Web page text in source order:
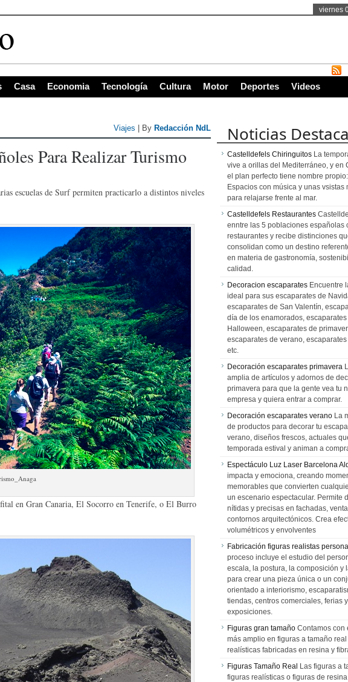
viernes
proyección de Centroa
Casa Economia Tecnología Cultura Motor Deportes Videos
Viajes | By Redacción NdL
Para Realizar Turismo
escuelas de Surf permiten practicarlo a distintos niveles
en Gran Canaria, El Socorro en Tenerife, o El Burro
Noticias
Castelldefels Chiringuitos La
vive a orillas del Mediterráneo, y en
el plan perfecto tiene nombre
Espacios con música y unas vsistas
para relajarse frente al mar.
Castelldefels Restaurantes
enntre las 5 poblaciones españolas
restaurantes y recibe distinciones
consolidan como un destino
en materia de gastronomía,
calidad.
Decoracion escaparates Encuentre
ideal para sus escaparates de
escaparates de San Valentín,
día de los enamorados,
Halloween, escaparates de
escaparates de verano,
etc.
Decoración escaparates primavera
amplia de artículos y adornos de
primavera para que la gente vea tu
empresa y quiera entrar a comprar.
Decoración escaparates verano La
de productos para decorar tu
verano, diseños frescos, actuales
temporada estival y animan a
Espectáculo Luz Laser Barcelona
impacta y emociona, creando
memorables que convierten
un escenario espectacular. Permite
nítidas y precisas en fachadas,
contornos arquitectónicos. Crea
volumétricos y envolventes
Fabricación figuras realistas
proceso incluye el estudio del
escala, la postura, la composición y
para crear una pieza única o un
orientado a interiorismo,
tiendas, centros comerciales, ferias y
exposiciones.
Figuras gran tamaño Contamos con
más amplio en figuras a tamaño
realísticas fabricadas en resina y
Figuras Tamaño Real Las figuras a
figuras realísticas o figuras de